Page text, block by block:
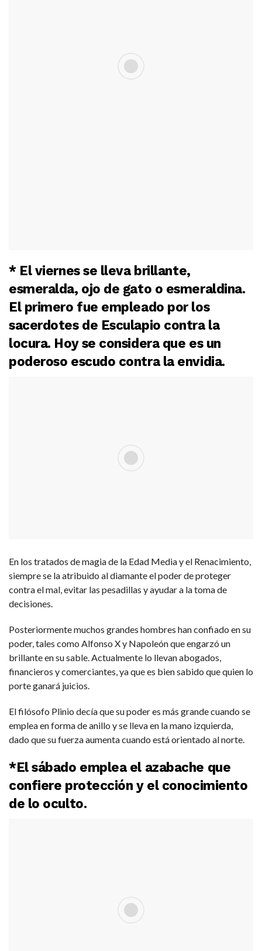
* El viernes se lleva brillante,
esmeralda, ojo de gato o esmeraldina.
El primero fue empleado por los
sacerdotes de Esculapio contra la
locura. Hoy se considera que es un
poderoso escudo contra la envidia.
En los tratados de magia de la Edad Media y el Renacimiento,
siempre se la atribuido al diamante el poder de proteger
contra el mal, evitar las pesadillas y ayudar a la toma de
decisiones.
Posteriormente muchos grandes hombres han confiado en su
poder, tales como Alfonso X y Napoleón que engarzó un
brillante en su sable. Actualmente lo llevan abogados,
financieros y comerciantes, ya que es bien sabido que quien lo
porte ganará juicios.
El filósofo Plinio decía que su poder es más grande cuando se
emplea en forma de anillo y se lleva en la mano izquierda,
dado que su fuerza aumenta cuando está orientado al norte.
*El sábado emplea el azabache que
confiere protección y el conocimiento
de lo oculto.